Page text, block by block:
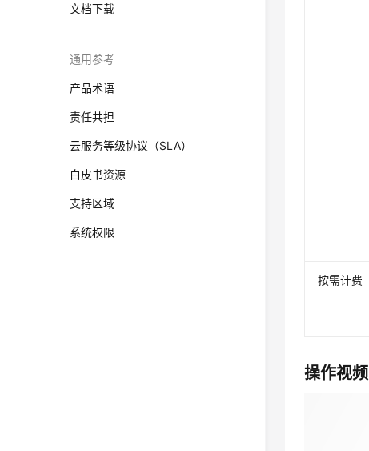
文档下载
通用参考
产品术语
责任共担
云服务等级协议（SLA）
白皮书资源
支持区域
系统权限
按需计费
操作视频